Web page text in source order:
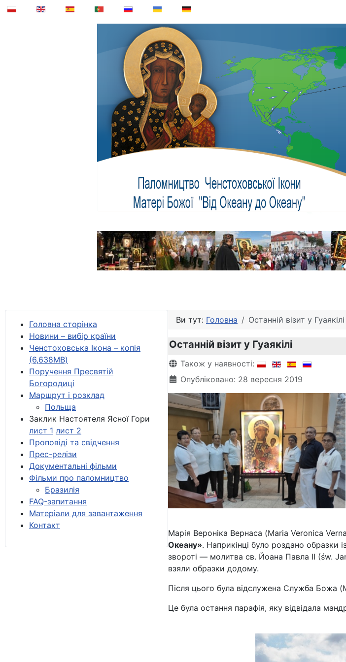
Головна сторінка
Новини – вибір країни
Ченстоховська Ікона – копія
(6,638MB)
Поручення Пресвятій
Богородиці
Маршрут і розклад
Польща
Заклик Настоятеля Ясної Гори
лист 1 лист 2
Проповіді та свідчення
Прес-релізи
Документальні фільми
Фільми про паломництво
Бразилія
FAQ-запитання
Матеріали для завантаження
Контакт
Ви тут: Головна Останній візит у Гуаякілі
Останній візит у Гуаякілі
Деталі
Також у наявності:
Опубліковано: 28 вересня 2019
Марія Вероніка Вернаса (Maria Veronica
Океану». Наприкінці було роздано
звороті — молитва св. Йоана Павла ІІ (św.
взяли образки додому.
Після цього була відслужена Служба Божа
Це була остання парафія, яку відвідала